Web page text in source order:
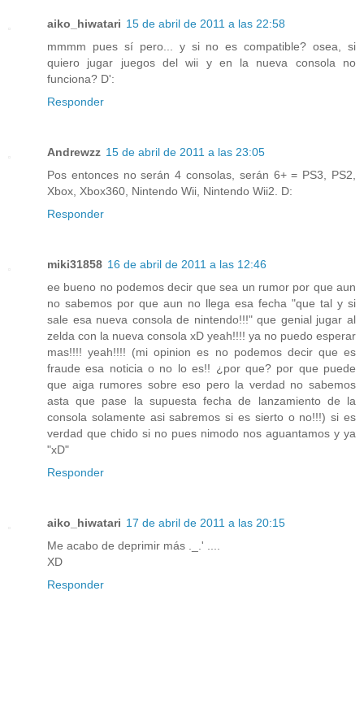
aiko_hiwatari 15 de abril de 2011 a las 22:58
mmmm pues sí pero... y si no es compatible? osea, si
quiero jugar juegos del wii y en la nueva consola no
funciona? D':
Responder
Andrewzz 15 de abril de 2011 a las 23:05
Pos entonces no serán 4 consolas, serán 6+ = PS3, PS2,
Xbox, Xbox360, Nintendo Wii, Nintendo Wii2. D:
Responder
miki31858 16 de abril de 2011 a las 12:46
ee bueno no podemos decir que sea un rumor por que aun
no sabemos por que aun no llega esa fecha "que tal y si
sale esa nueva consola de nintendo!!!" que genial jugar al
zelda con la nueva consola xD yeah!!!! ya no puedo esperar
mas!!!! yeah!!!! (mi opinion es no podemos decir que es
fraude esa noticia o no lo es!! ¿por que? por que puede
que aiga rumores sobre eso pero la verdad no sabemos
asta que pase la supuesta fecha de lanzamiento de la
consola solamente asi sabremos si es sierto o no!!!) si es
verdad que chido si no pues nimodo nos aguantamos y ya
"xD"
Responder
aiko_hiwatari 17 de abril de 2011 a las 20:15
Me acabo de deprimir más ._.' ....
XD
Responder